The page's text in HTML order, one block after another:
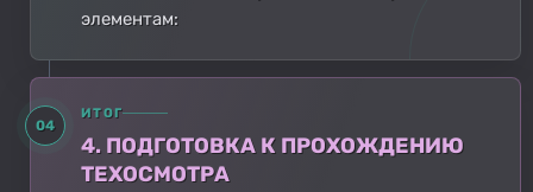
элементам:
04
ИТОГ
4. ПОДГОТОВКА К ПРОХОЖДЕНИЮ
ТЕХОСМОТРА